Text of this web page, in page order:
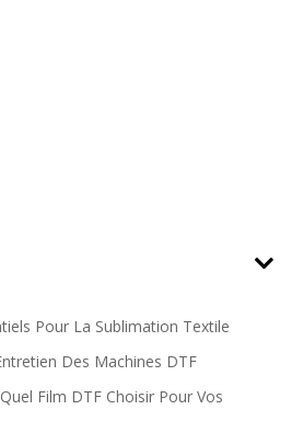
Pour La Sublimation Textile
Des Machines DTF
Film DTF Choisir Pour Vos